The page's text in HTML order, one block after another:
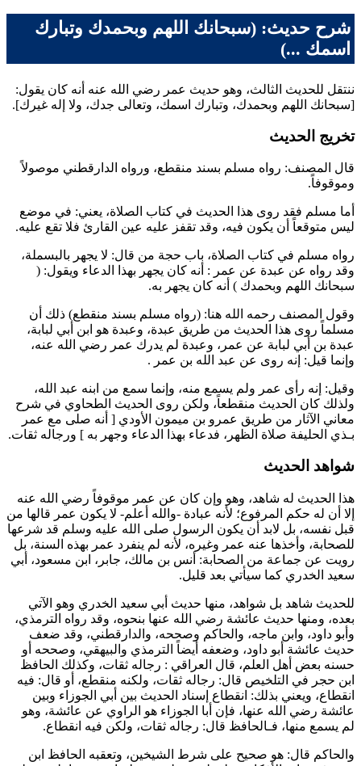
شرح حديث: (سبحانك اللهم وبحمدك وتبارك
اسمك ...)
ننتقل للحديث الثالث، وهو حديث عمر رضي الله عنه أنه كان يقول:
[سبحانك اللهم وبحمدك، وتبارك اسمك، وتعالى جدك، ولا إله غيرك].
تخريج الحديث
قال المصنف: رواه مسلم بسند منقطع، ورواه الدارقطني موصولاً
وموقوفاً.
أما مسلم فقد روى هذا الحديث في كتاب الصلاة، يعني: في موضع
ليس متوقعاً أن يكون فيه، وقد تقفز عليه عين القارئ فلا تقع عليه.
رواه مسلم في كتاب الصلاة، باب حجة من قال: لا يجهر بالبسملة،
وقد رواه عن عبدة عن عمر : أنه كان يجهر بهذا الدعاء ويقول: (
سبحانك اللهم وبحمدك ) أنه كان يجهر به.
وقول المصنف رحمه الله هنا: (رواه مسلم بسند منقطع) ذلك أن
مسلماً روى هذا الحديث من طريق عبدة، وعبدة هو ابن أبي لبابة،
عبدة بن أبي لبابة عن عمر ، وعبدة لم يدرك عمر رضي الله عنه،
وإنما قيل: إنه روى عن عبد الله بن عمر .
وقيل: إنه رأى عمر ولم يسمع منه، وإنما سمع من ابنه عبد الله،
ولذلك كان الحديث منقطعاً، ولكن روى الحديث الطحاوي في شرح
معاني الآثار من طريق عمرو بن ميمون الأودي [ أنه صلى مع عمر
بـذي الحليفة صلاة الظهر، فدعاء بهذا الدعاء وجهر به ] ورجاله ثقات.
شواهد الحديث
هذا الحديث له شاهد، وهو وإن كان عن عمر موقوفاً رضي الله عنه
إلا أن له حكم المرفوع؛ لأنه عبادة -والله أعلم- لا يكون عمر قالها من
قبل نفسه، بل لابد أن يكون الرسول صلى الله عليه وسلم قد شرعها
للصحابة، وأخذها عنه عمر وغيره، لأنه لم ينفرد عمر بهذه السنة، بل
رويت عن جماعة من الصحابة: أنس بن مالك، جابر ، ابن مسعود، أبي
سعيد الخدري كما سيأتي بعد قليل.
للحديث شاهد بل شواهد، منها حديث أبي سعيد الخدري وهو الآتي
بعده، ومنها حديث عائشة رضي الله عنها بنحوه، وقد رواه الترمذي،
و أبو داود، و ابن ماجه، و الحاكم وصححه، و الدارقطني، وقد ضعف
حديث عائشة أبو داود، وضعفه أيضاً الترمذي و البيهقي، وصححه أو
حسنه بعض أهل العلم، قال العراقي : رجاله ثقات، وكذلك الحافظ
ابن حجر في التلخيص قال: رجاله ثقات، ولكنه منقطع، أو قال: فيه
انقطاع، ويعني بذلك: انقطاع إسناد الحديث بين أبي الجوزاء وبين
عائشة رضي الله عنها، فإن أبا الجوزاء هو الراوي عن عائشة، وهو
لم يسمع منها، فـالحافظ قال: رجاله ثقات، ولكن فيه انقطاع.
و الحاكم قال: هو صحيح على شرط الشيخين، وتعقبه الحافظ ابن